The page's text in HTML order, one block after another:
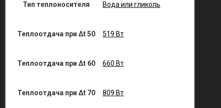
Тип теплоносителя Вода или гликоль
Теплоотдача при Δt 50 519 Вт
Теплоотдача при Δt 60 660 Вт
Теплоотдача при Δt 70 809 Вт